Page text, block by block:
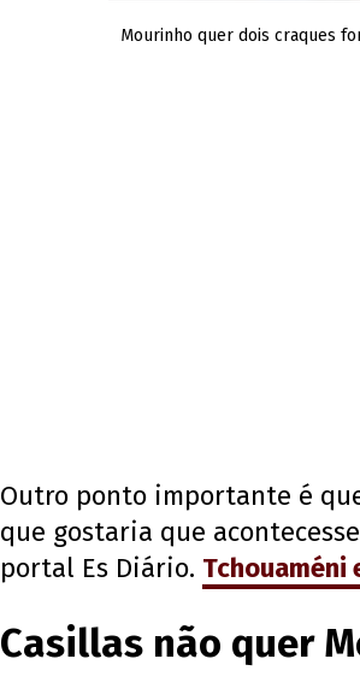
Mourinho quer dois craques
Outro ponto importante é
que gostaria que
portal Es Diário. Tchouaméni
Casillas não quer